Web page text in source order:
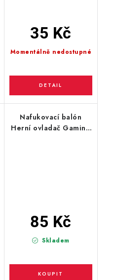
Momentálně nedostupné
35 Kč
Nafukovací balón
Herní ovladač Gaming
Skladem
85 Kč